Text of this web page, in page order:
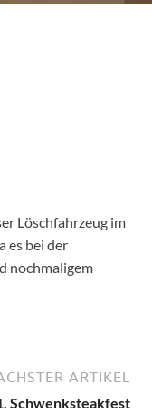
Löschfahrzeug im
es bei der
nochmaligem
ARTIKEL
Schwenksteakfest